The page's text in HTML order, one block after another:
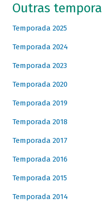
Outras
Temporada 2025
Temporada 2024
Temporada 2023
Temporada 2020
Temporada 2019
Temporada 2018
Temporada 2017
Temporada 2016
Temporada 2015
Temporada 2014